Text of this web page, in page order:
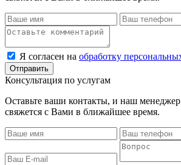
Я согласен на обработку
Консультация по услугам
Оставьте ваши контакты, и наш менеджер
свяжется с Вами в ближайшее время.